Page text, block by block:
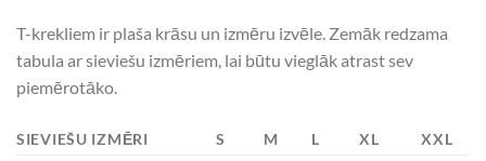
T-krekliem ir plaša krāsu un izmēru izvēle. Zemāk redzama
tabula ar sieviešu izmēriem, lai būtu vieglāk atrast sev
piemērotāko.
SIEVIEŠU IZMĒRI S M L XL
XXL